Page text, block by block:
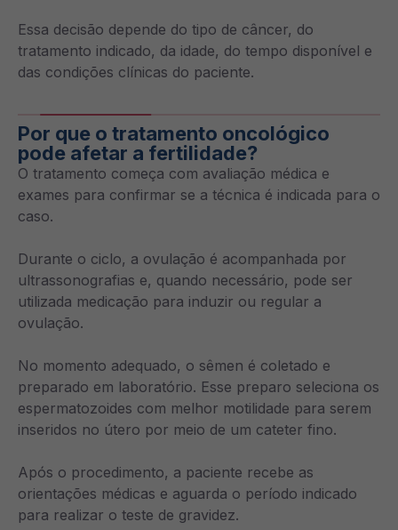
Essa decisão depende do tipo de câncer, do
tratamento indicado, da idade, do tempo disponível e
das condições clínicas do paciente.
Por que o tratamento oncológico
pode afetar a fertilidade?
O tratamento começa com avaliação médica e
exames para confirmar se a técnica é indicada para o
caso.
Durante o ciclo, a ovulação é acompanhada por
ultrassonografias e, quando necessário, pode ser
utilizada medicação para induzir ou regular a
ovulação.
No momento adequado, o sêmen é coletado e
preparado em laboratório. Esse preparo seleciona os
espermatozoides com melhor motilidade para serem
inseridos no útero por meio de um cateter fino.
Após o procedimento, a paciente recebe as
orientações médicas e aguarda o período indicado
para realizar o teste de gravidez.